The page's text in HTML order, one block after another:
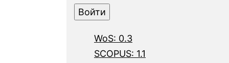
WoS: 0.3
SCOPUS: 1.1